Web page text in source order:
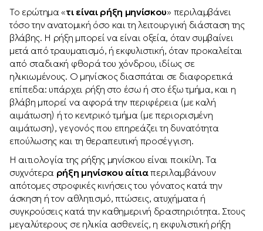
Το ερώτημα «τι είναι ρήξη μηνίσκου» περιλαμβάνει
τόσο την ανατομική όσο και τη λειτουργική διάσταση της
βλάβης. Η ρήξη μπορεί να είναι οξεία, όταν συμβαίνει
μετά από τραυματισμό, ή εκφυλιστική, όταν προκαλείται
από σταδιακή φθορά του χόνδρου, ιδίως σε
ηλικιωμένους. Ο μηνίσκος διασπάται σε διαφορετικά
επίπεδα: υπάρχει ρήξη στο έσω ή στο έξω τμήμα, και η
βλάβη μπορεί να αφορά την περιφέρεια (με καλή
αιμάτωση) ή το κεντρικό τμήμα (με περιορισμένη
αιμάτωση), γεγονός που επηρεάζει τη δυνατότητα
επούλωσης και τη θεραπευτική προσέγγιση.
Η αιτιολογία της ρήξης μηνίσκου είναι ποικίλη. Τα
συχνότερα ρήξη μηνίσκου αίτιαπεριλαμβάνουν
απότομες στροφικές κινήσεις του γόνατος κατά την
άσκηση ή τον αθλητισμό, πτώσεις, ατυχήματα ή
συγκρούσεις κατά την καθημερινή δραστηριότητα. Στους
μεγαλύτερους σε ηλικία ασθενείς, η εκφυλιστική ρήξη